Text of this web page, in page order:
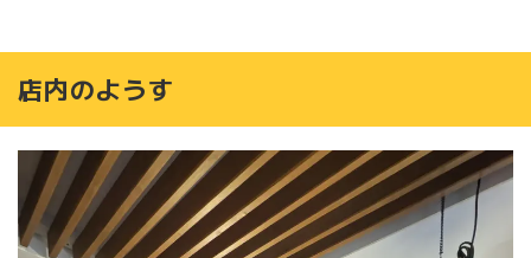
店内のようす